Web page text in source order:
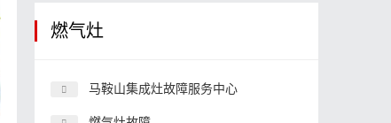
燃气灶
马鞍山集成灶故障服务中心